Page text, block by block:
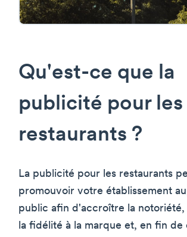
Qu'est-ce que la
publicité pour les
restaurants ?
La publicité pour les restaurants
promouvoir votre établissement
public afin d'accroître la notoriété,
la fidélité à la marque et, en fin de